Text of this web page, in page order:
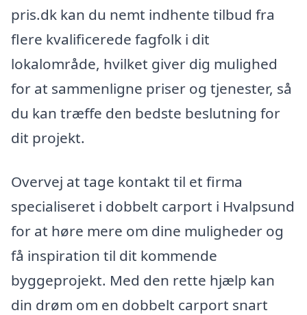
pris.dk kan du nemt indhente tilbud fra
flere kvalificerede fagfolk i dit
lokalområde, hvilket giver dig mulighed
for at sammenligne priser og tjenester, så
du kan træffe den bedste beslutning for
dit projekt.
Overvej at tage kontakt til et firma
specialiseret i dobbelt carport i Hvalpsund
for at høre mere om dine muligheder og
få inspiration til dit kommende
byggeprojekt. Med den rette hjælp kan
din drøm om en dobbelt carport snart